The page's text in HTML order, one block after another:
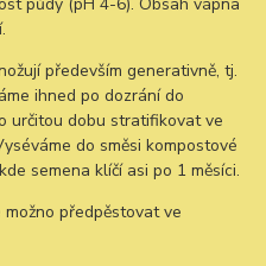
především generativně, tj.
ihned po dozrání do
určitou dobu stratifikovat ve
do směsi kompostové
semena klíčí asi po 1 měsíci.
předpěstovat ve